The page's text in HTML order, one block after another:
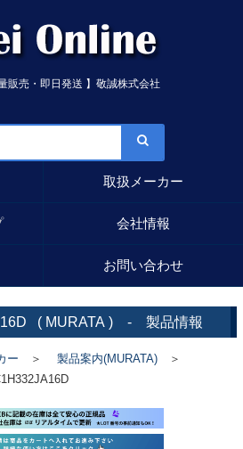
販売・即日発送 】敬誠株式会社
取扱メーカー
会社情報
お問い合わせ
( MURATA ) - 製品情報
ー ＞ 製品案内(MURATA) ＞